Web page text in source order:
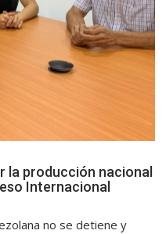
la producción nacional
Internacional
no se detiene y